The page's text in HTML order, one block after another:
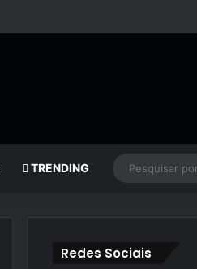
TRENDING
Redes Sociais